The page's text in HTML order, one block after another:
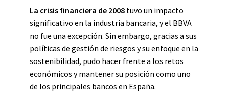
La crisis financiera de 2008 tuvo un impacto
significativo en la industria bancaria, y el BBVA
no fue una excepción. Sin embargo, gracias a sus
políticas de gestión de riesgos y su enfoque en la
sostenibilidad, pudo hacer frente a los retos
económicos y mantener su posición como uno
de los principales bancos en España.